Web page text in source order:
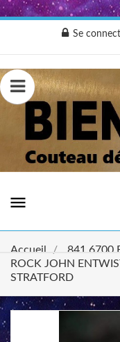
Se
menu
Accueil
841.6700
ROCK JOHN
STRATFORD